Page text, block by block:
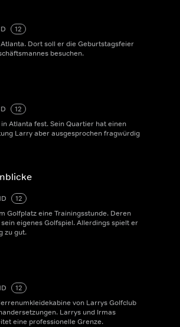
12
Dort soll er die Geburtstagsfeier
besuchen.
12
Atlanta fest. Sein Quartier hat einen
Larry aber ausgesprochen fragwürdig
12
Golfplatz eine Trainingsstunde. Deren
eigenes Golfspiel. Allerdings spielt er
zu gut.
12
von Larrys Golfclub
Larrys und Irmas
eine professionelle Grenze.